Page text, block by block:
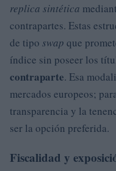
replica sintética
contrapartes. Estas
de tipo swap que
índice sin poseer los
contraparte. Esa
mercados europeos;
transparencia y la
ser la opción preferida.
Fiscalidad y